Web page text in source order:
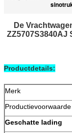
De
ZZ5707S3840AJ
Productdetails:
Merk
Productievoorwaarde
Geschatte lading